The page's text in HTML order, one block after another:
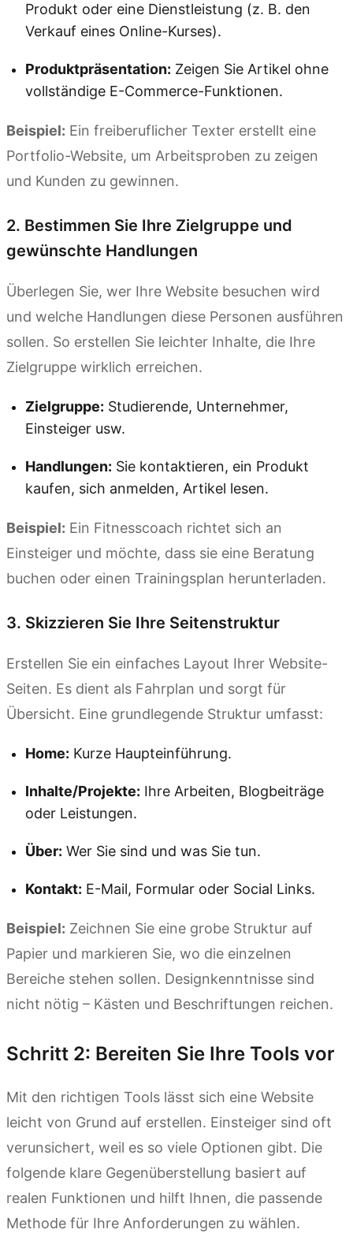
Produkt oder eine Dienstleistung (z. B. den
Verkauf eines Online-Kurses).
Produktpräsentation: Zeigen Sie Artikel ohne
vollständige E-Commerce-Funktionen.
Beispiel: Ein freiberuflicher Texter erstellt eine
Portfolio-Website, um Arbeitsproben zu zeigen
und Kunden zu gewinnen.
2. Bestimmen Sie Ihre Zielgruppe und
gewünschte Handlungen
Überlegen Sie, wer Ihre Website besuchen wird
und welche Handlungen diese Personen ausführen
sollen. So erstellen Sie leichter Inhalte, die Ihre
Zielgruppe wirklich erreichen.
Zielgruppe: Studierende, Unternehmer,
Einsteiger usw.
Handlungen: Sie kontaktieren, ein Produkt
kaufen, sich anmelden, Artikel lesen.
Beispiel: Ein Fitnesscoach richtet sich an
Einsteiger und möchte, dass sie eine Beratung
buchen oder einen Trainingsplan herunterladen.
3. Skizzieren Sie Ihre Seitenstruktur
Erstellen Sie ein einfaches Layout Ihrer Website-
Seiten. Es dient als Fahrplan und sorgt für
Übersicht. Eine grundlegende Struktur umfasst:
Home: Kurze Haupteinführung.
Inhalte/Projekte: Ihre Arbeiten, Blogbeiträge
oder Leistungen.
Über: Wer Sie sind und was Sie tun.
Kontakt: E-Mail, Formular oder Social Links.
Beispiel: Zeichnen Sie eine grobe Struktur auf
Papier und markieren Sie, wo die einzelnen
Bereiche stehen sollen. Designkenntnisse sind
nicht nötig – Kästen und Beschriftungen reichen.
Schritt 2: Bereiten Sie Ihre Tools vor
Mit den richtigen Tools lässt sich eine Website
leicht von Grund auf erstellen. Einsteiger sind oft
verunsichert, weil es so viele Optionen gibt. Die
folgende klare Gegenüberstellung basiert auf
realen Funktionen und hilft Ihnen, die passende
Methode für Ihre Anforderungen zu wählen.